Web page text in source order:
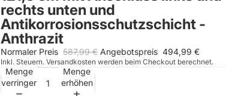
rechts unten und
Antikorrosionsschutzschicht -
Anthrazit
Normaler Preis 587,99 € Angebotspreis 494,99 €
Inkl. Steuern. Versandkosten werden beim Checkout berechnet.
Menge
verringern
Menge
erhöhen